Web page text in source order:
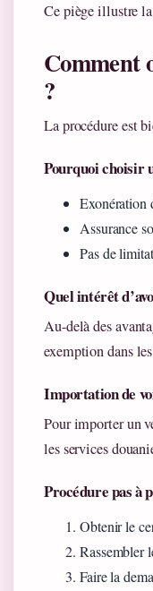
Ce piège illustre
Comment
?
La procédure est
Pourquoi choisir
Exonération
Assurance
Pas de
Quel intérêt
Au-delà des
exemption dans
Importation de
Pour importer un
les services
Procédure pas à
Obtenir le
Rassembler
Faire la